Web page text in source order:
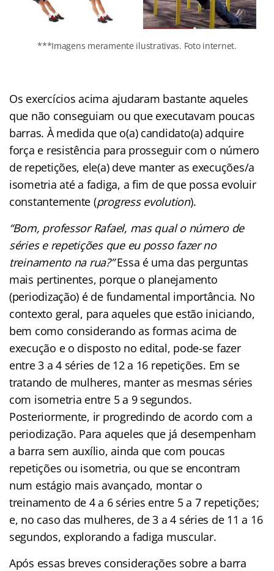
***Imagens meramente ilustrativas. Foto internet.
Os exercícios acima ajudaram bastante aqueles
que não conseguiam ou que executavam poucas
barras. À medida que o(a) candidato(a) adquire
força e resistência para prosseguir com o número
de repetições, ele(a) deve manter as execuções/a
isometria até a fadiga, a fim de que possa evoluir
constantemente (progress evolution).
“Bom, professor Rafael, mas qual o número de
séries e repetições que eu posso fazer no
treinamento na rua?”Essa é uma das perguntas
mais pertinentes, porque o planejamento
(periodização) é de fundamental importância. No
contexto geral, para aqueles que estão iniciando,
bem como considerando as formas acima de
execução e o disposto no edital, pode-se fazer
entre 3 a 4 séries de 12 a 16 repetições. Em se
tratando de mulheres, manter as mesmas séries
com isometria entre 5 a 9 segundos.
Posteriormente, ir progredindo de acordo com a
periodização. Para aqueles que já desempenham
a barra sem auxílio, ainda que com poucas
repetições ou isometria, ou que se encontram
num estágio mais avançado, montar o
treinamento de 4 a 6 séries entre 5 a 7 repetições;
e, no caso das mulheres, de 3 a 4 séries de 11 a 16
segundos, explorando a fadiga muscular.
Após essas breves considerações sobre a barra